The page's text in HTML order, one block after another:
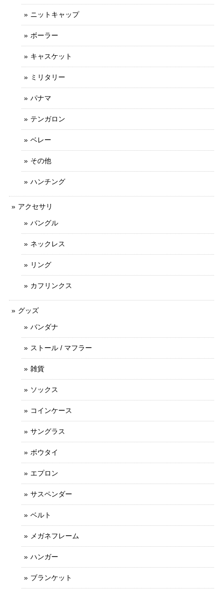
ニットキャップ
ボーラー
キャスケット
ミリタリー
パナマ
テンガロン
ベレー
その他
ハンチング
アクセサリ
バングル
ネックレス
リング
カフリンクス
グッズ
バンダナ
ストール / マフラー
雑貨
ソックス
コインケース
サングラス
ボウタイ
エプロン
サスペンダー
ベルト
メガネフレーム
ハンガー
ブランケット